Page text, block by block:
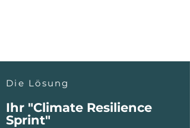
Die Lösung
Ihr "Climate Resilience
Sprint"